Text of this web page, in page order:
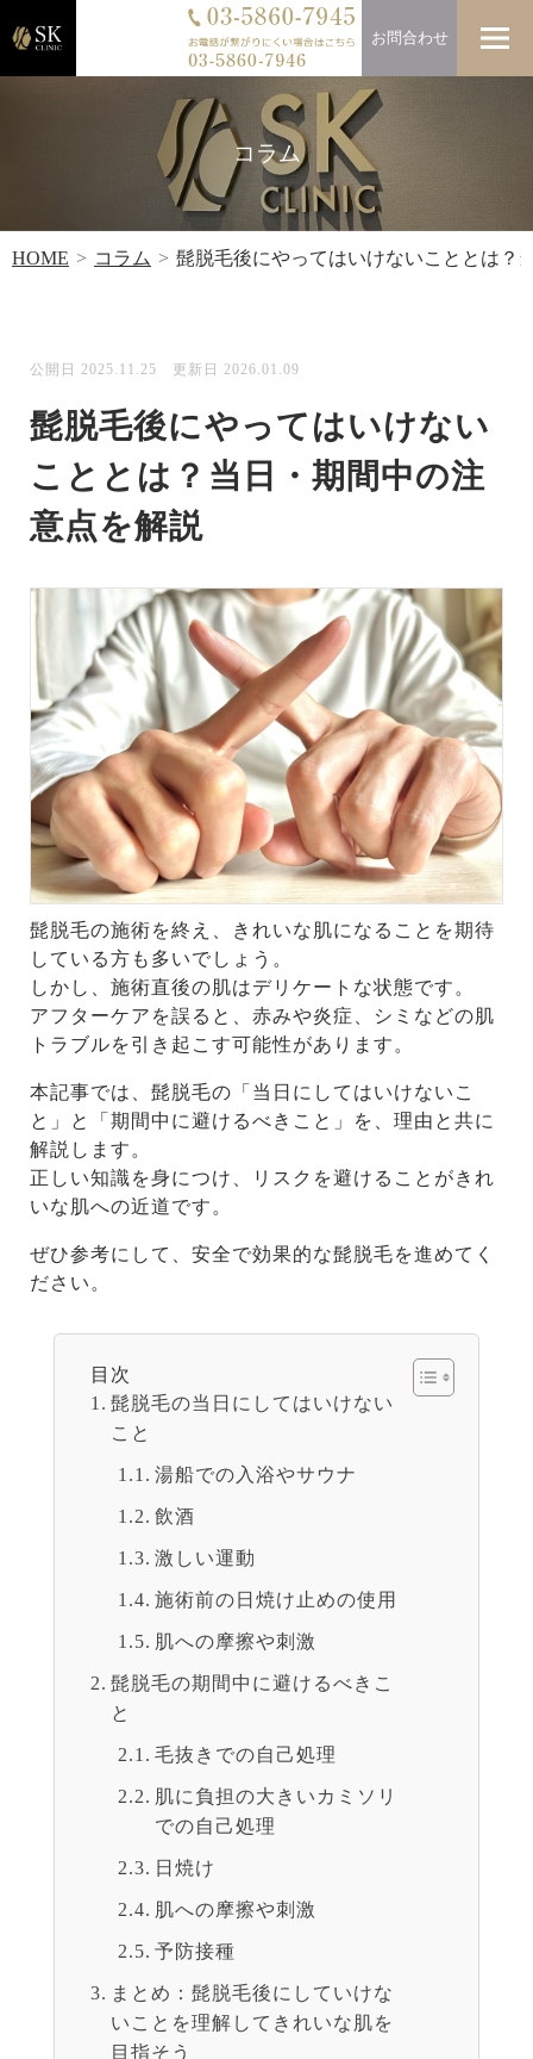
お問合わせ
コラム
HOME コラム 髭脱毛後にやってはいけないこととは？
公開日 2025.11.25 更新日 2026.01.09
髭脱毛後にやってはいけない
こととは？当日・期間中の注
意点を解説
髭脱毛の施術を終え、きれいな肌になることを期待
している方も多いでしょう。
しかし、施術直後の肌はデリケートな状態です。
アフターケアを誤ると、赤みや炎症、シミなどの肌
トラブルを引き起こす可能性があります。
本記事では、髭脱毛の「当日にしてはいけないこ
と」と「期間中に避けるべきこと」を、理由と共に
解説します。
正しい知識を身につけ、リスクを避けることがきれ
いな肌への近道です。
ぜひ参考にして、安全で効果的な髭脱毛を進めてく
ださい。
目次
髭脱毛の当日にしてはいけない
こと
湯船での入浴やサウナ
飲酒
激しい運動
施術前の日焼け止めの使用
肌への摩擦や刺激
髭脱毛の期間中に避けるべきこ
と
毛抜きでの自己処理
肌に負担の大きいカミソリ
での自己処理
日焼け
肌への摩擦や刺激
予防接種
まとめ：髭脱毛後にしていけな
いことを理解してきれいな肌を
目指そう